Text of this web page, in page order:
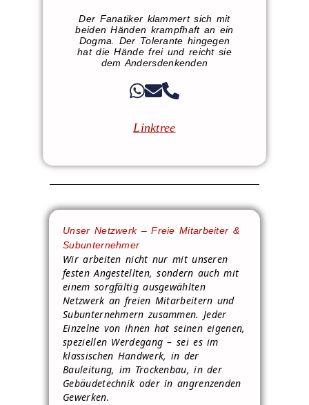
Der Fanatiker klammert sich mit
beiden Händen krampfhaft an ein
Dogma. Der Tolerante hingegen
hat die Hände frei und reicht sie
dem Andersdenkenden
Linktree
Unser Netzwerk – Freie Mitarbeiter &
Subunternehmer
Wir arbeiten nicht nur mit unseren
festen Angestellten, sondern auch mit
einem sorgfältig ausgewählten
Netzwerk an freien Mitarbeitern und
Subunternehmern zusammen. Jeder
Einzelne von ihnen hat seinen eigenen,
speziellen Werdegang – sei es im
klassischen Handwerk, in der
Bauleitung, im Trockenbau, in der
Gebäudetechnik oder in angrenzenden
Gewerken.